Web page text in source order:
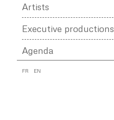
Artists
Executive productions
Agenda
FR EN